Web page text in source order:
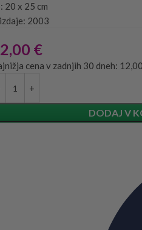
20 x 25 cm
2003
€
cena v zadnjih 30 dneh:
DODAJ V